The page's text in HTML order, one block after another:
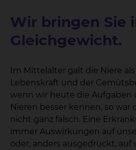
Wir bringen Sie
Gleichgewicht.
Im Mittelalter galt die Niere
Lebenskraft und der
wenn wir heute die Aufgaben
Nieren besser kennen, so war
nicht ganz falsch. Eine
immer Auswirkungen auf
oder, anders ausgedrückt, auf